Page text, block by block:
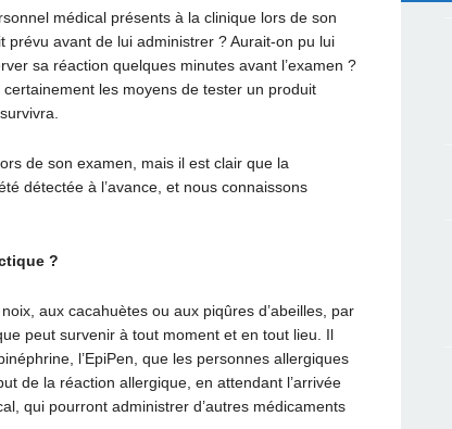
médical présents à la clinique lors de son
prévu avant de lui administrer ? Aurait-on pu lui
sa réaction quelques minutes avant l’examen ?
les moyens de tester un produit
de son examen, mais il est clair que la
détectée à l’avance, et nous connaissons
?
aux cacahuètes ou aux piqûres d’abeilles, par
peut survenir à tout moment et en tout lieu. Il
l’EpiPen, que les personnes allergiques
de la réaction allergique, en attendant l’arrivée
qui pourront administrer d’autres médicaments